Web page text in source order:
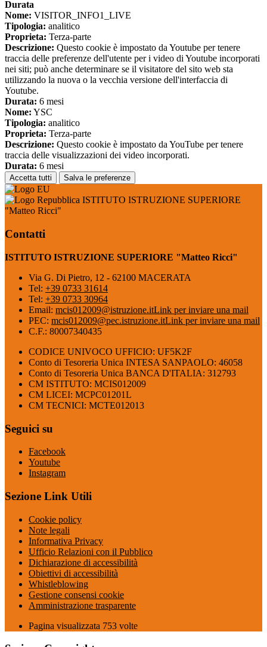
Durata
Nome: VISITOR_INFO1_LIVE
Tipologia: analitico
Proprieta: Terza-parte
Descrizione: Questo cookie è impostato da Youtube per tenere
traccia delle preferenze dell'utente per i video di Youtube incorporati
nei siti; può anche determinare se il visitatore del sito web sta
utilizzando la nuova o la vecchia versione dell'interfaccia di
Youtube.
Durata: 6 mesi
Nome: YSC
Tipologia: analitico
Proprieta: Terza-parte
Descrizione: Questo cookie è impostato da YouTube per tenere
traccia delle visualizzazioni dei video incorporati.
Durata: 6 mesi
Accetta tutti Salva le preferenze
ISTITUTO ISTRUZIONE SUPERIORE
"Matteo Ricci"
Contatti
ISTITUTO ISTRUZIONE SUPERIORE "Matteo Ricci"
Via G. Di Pietro, 12 - 62100 MACERATA
Tel: +39 0733 31614
Tel: +39 0733 30964
Email: mcis012009@istruzione.itLink per inviare una mail
PEC: mcis012009@pec.istruzione.itLink per inviare una mail
C.F.: 80007340435
CODICE UNIVOCO UFFICIO: UF5K2F
Conto di Tesoreria Unica INTESA SANPAOLO: 46058
Conto di Tesoreria Unica BANCA D'ITALIA: 312793
CM ISTITUTO: MCIS012009
CM LICEI: MCPC01201L
CM TECNICI: MCTE012013
Seguici su
Facebook
Youtube
Instagram
Sezione Link Utili
Cookie policy
Note legali
Informativa Privacy
Ufficio Relazioni con il Pubblico
Dichiarazione di accessibilità
Obiettivi di accessibilità
Whistleblowing
Gestione consensi cookie
Amministrazione trasparente
Pagina visualizzata 753 volte